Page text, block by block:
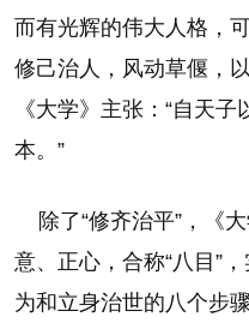
而有光辉的伟大人格，
修己治人，风动草偃，
《大学》主张：“自天
本。”
除了“修齐治平”，《
意、正心，合称“八目”
为和立身治世的八个步